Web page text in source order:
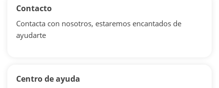
Contacto
Contacta con nosotros, estaremos encantados de
ayudarte
Centro de ayuda